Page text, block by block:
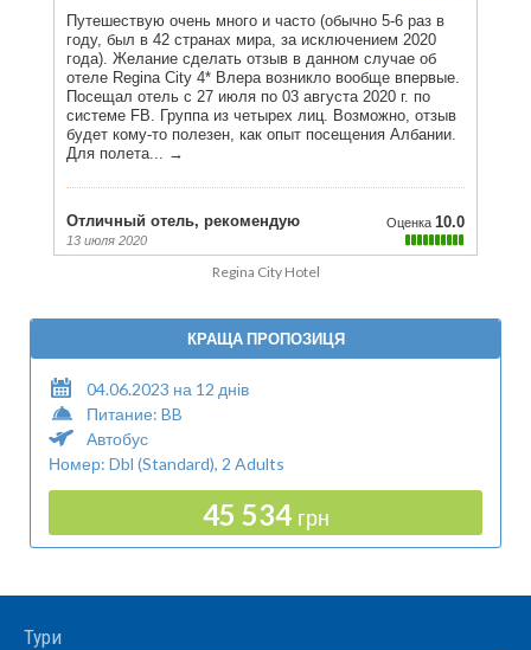
Regina City Hotel
КРАЩА ПРОПОЗИЦЯ
04.06.2023 на 12 днів
Питание: BB
Автобус
Номер: Dbl (Standard), 2 Adults
45 534 грн
Тури